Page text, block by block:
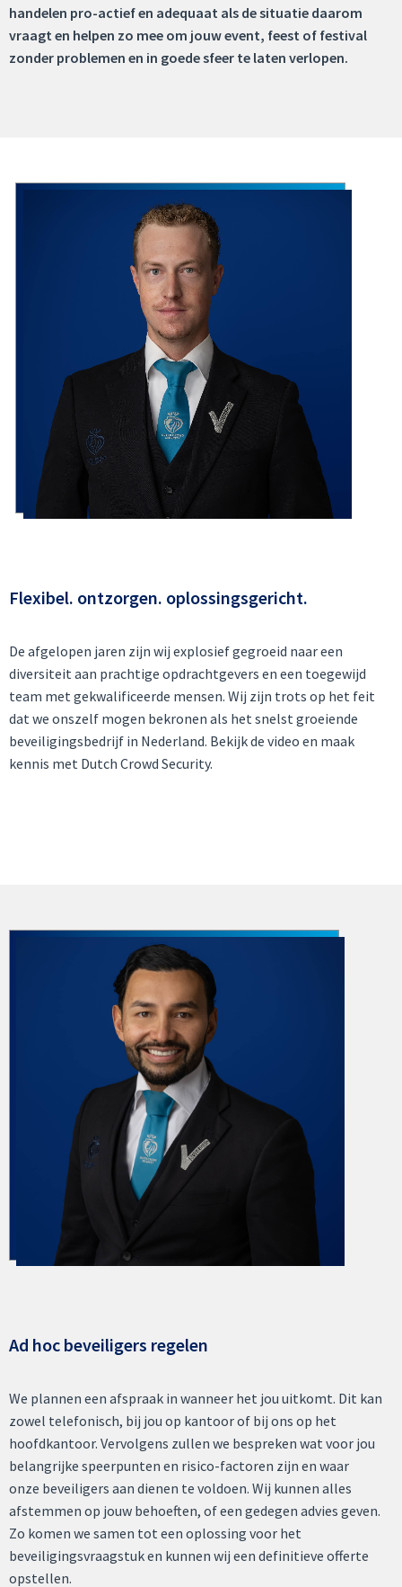
handelen pro-actief en adequaat als de situatie daarom
vraagt en helpen zo mee om jouw event, feest of festival
zonder problemen en in goede sfeer te laten verlopen.
Flexibel. ontzorgen. oplossingsgericht.
De afgelopen jaren zijn wij explosief gegroeid naar een
diversiteit aan prachtige opdrachtgevers en een toegewijd
team met gekwalificeerde mensen. Wij zijn trots op het feit
dat we onszelf mogen bekronen als het snelst groeiende
beveiligingsbedrijf in Nederland. Bekijk de video en maak
kennis met Dutch Crowd Security.
Ad hoc beveiligers regelen
We plannen een afspraak in wanneer het jou uitkomt. Dit kan
zowel telefonisch, bij jou op kantoor of bij ons op het
hoofdkantoor. Vervolgens zullen we bespreken wat voor jou
belangrijke speerpunten en risico-factoren zijn en waar
onze beveiligers aan dienen te voldoen. Wij kunnen alles
afstemmen op jouw behoeften, of een gedegen advies geven.
Zo komen we samen tot een oplossing voor het
beveiligingsvraagstuk en kunnen wij een definitieve offerte
opstellen.